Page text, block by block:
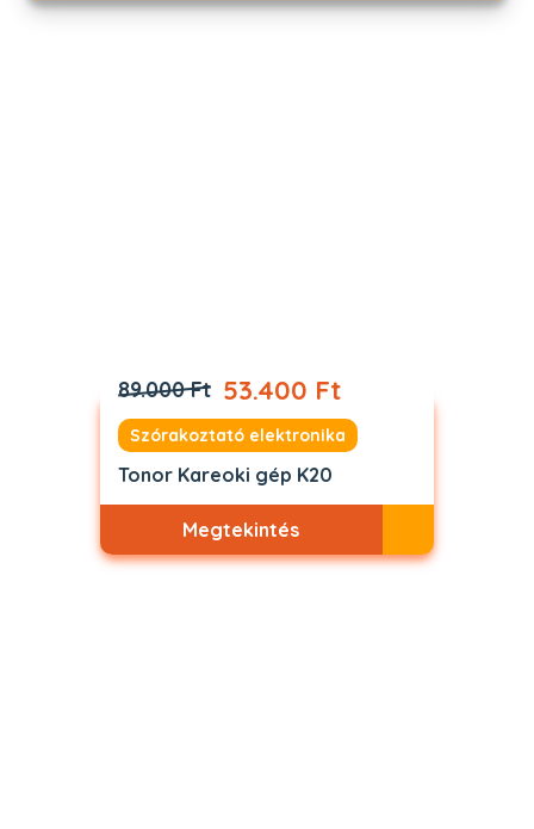
89.000 Ft 53.400 Ft
Szórakoztató elektronika
Tonor Kareoki gép K20
Megtekintés